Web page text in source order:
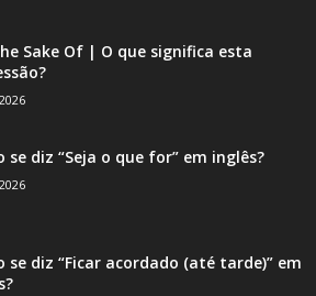
Sake Of | O que significa esta
se diz “Seja o que for” em inglês?
se diz “Ficar acordado (até tarde)” em